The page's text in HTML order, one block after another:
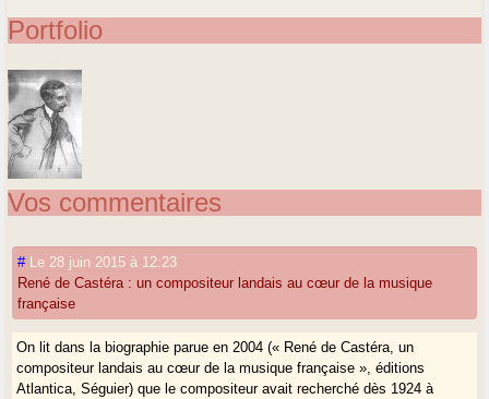
Portfolio
Vos commentaires
#
Le 28 juin 2015 à 12:23
René de Castéra : un compositeur landais au cœur de la musique
française
On lit dans la biographie parue en 2004 (« René de Castéra, un
compositeur landais au cœur de la musique française », éditions
Atlantica, Séguier) que le compositeur avait recherché dès 1924 à